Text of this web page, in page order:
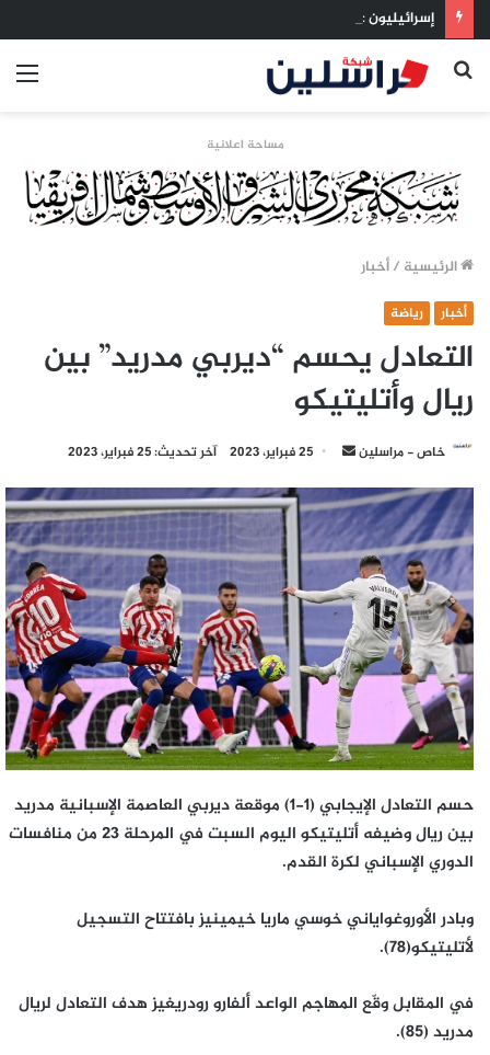
إسرائيليون غادروا بلا رجعة: اخترنا الهجرة لنعيش بلا خوف
بحث
مساحة اعلانية
الرئيسية /أخبار
أخبار رياضة
التعادل يحسم “ديربي مدريد” بين
ريال وأتليتيكو
خاص - مراسلين
أرسل
إلكترونيا
25 فبراير، 2023 آخر تحديث: 25 فبراير، 2023
حسم التعادل الإيجابي (1-1) موقعة ديربي العاصمة الإسبانية مدريد
بين ريال وضيفه أتليتيكو اليوم السبت في المرحلة 23 من منافسات
الدوري الإسباني لكرة القدم.
وبادر الأوروغواياني خوسي ماريا خيمينيز بافتتاح التسجيل
لأتليتيكو(78).
في المقابل وقّع المهاجم الواعد ألفارو رودريغيز هدف التعادل لريال
مدريد (85).